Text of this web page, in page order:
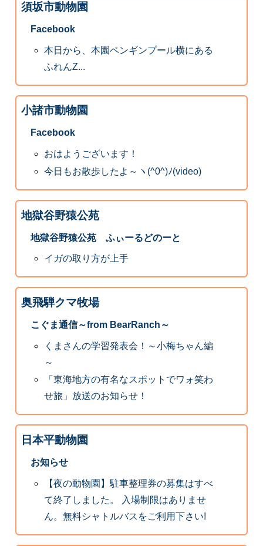
須坂市動物園
Facebook
本日から、本園ペンギンプール横にある
ふれんZ...
小諸市動物園
Facebook
おはようございます！
今日もお散歩したよ～ヽ(^0^)ﾉ(video)
地獄谷野猿公苑
地獄谷野猿公苑 ふぃーるどのーと
イガの取り方が上手
奥飛騨クマ牧場
こぐま通信～from BearRanch～
くまさんの学習発表会！～小梅ちゃん編
～
「東海地方の有名なスポットでワォ笑わ
せ旅」放送のお知らせ！
日本平動物園
お知らせ
【夜の動物園】駐車整理券の募集はすべ
て終了しました。 入場制限はありませ
ん。無料シャトルバスをご利用下さい!